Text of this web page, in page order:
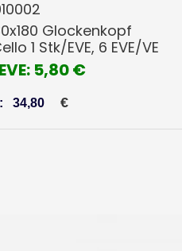
Glockenkopf
1 Stk/EVE, 6 EVE/VE
5,80 €
34,80 €